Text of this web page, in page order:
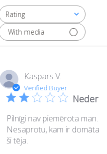
Rating
All ratings
With media
Kaspars V.
Verified Buyer
Neder
Pilnīgi nav piemērota man.
Nesaprotu, kam ir domāta
ši tēja.